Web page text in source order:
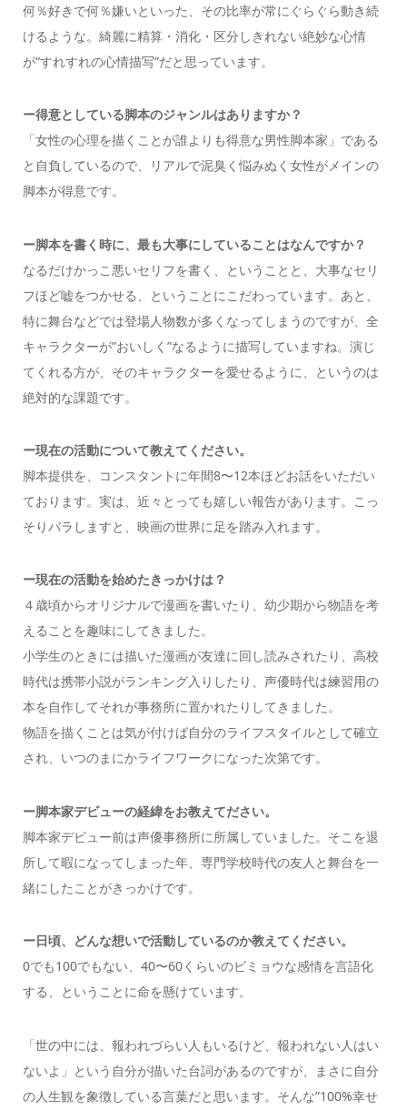
何％好きで何％嫌いといった、その比率が常にぐらぐら動き続
けるような。綺麗に精算・消化・区分しきれない絶妙な心情
が“すれすれの心情描写”だと思っています。
ー得意としている脚本のジャンルはありますか？
「女性の心理を描くことが誰よりも得意な男性脚本家」である
と自負しているので、リアルで泥臭く悩みぬく女性がメインの
脚本が得意です。
ー脚本を書く時に、最も大事にしていることはなんですか？
なるだけかっこ悪いセリフを書く、ということと、大事なセリ
フほど嘘をつかせる、ということにこだわっています。あと、
特に舞台などでは登場人物数が多くなってしまうのですが、全
キャラクターが”おいしく”なるように描写していますね。演じ
てくれる方が、そのキャラクターを愛せるように、というのは
絶対的な課題です。
ー現在の活動について教えてください。
脚本提供を、コンスタントに年間8〜12本ほどお話をいただい
ております。実は、近々とっても嬉しい報告があります。こっ
そりバラしますと、映画の世界に足を踏み入れます。
ー現在の活動を始めたきっかけは？
４歳頃からオリジナルで漫画を書いたり、幼少期から物語を考
えることを趣味にしてきました。
小学生のときには描いた漫画が友達に回し読みされたり、高校
時代は携帯小説がランキング入りしたり、声優時代は練習用の
本を自作してそれが事務所に置かれたりしてきました。
物語を描くことは気が付けば自分のライフスタイルとして確立
され、いつのまにかライフワークになった次第です。
ー脚本家デビューの経緯をお教えてださい。
脚本家デビュー前は声優事務所に所属していました。そこを退
所して暇になってしまった年、専門学校時代の友人と舞台を一
緒にしたことがきっかけです。
ー日頃、どんな想いで活動しているのか教えてください。
0でも100でもない、40〜60くらいのビミョウな感情を言語化
する、ということに命を懸けています。
「世の中には、報われづらい人もいるけど、報われない人はい
ないよ」という自分が描いた台詞があるのですが、まさに自分
の人生観を象徴している言葉だと思います。そんな”100%幸せ